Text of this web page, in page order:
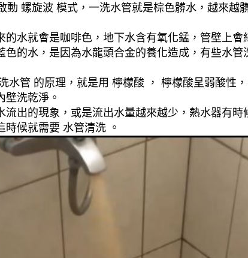
螺旋波 模式，一洗水管就是棕色髒水，越來
水就會是咖啡色，地下水含有氧化錳，管壁上
的水，是因為水龍頭合金的養化造成，有些水
水管 的原理，就是用 檸檬酸 ， 檸檬酸呈弱酸性
洗乾淨。
出的現象，或是流出水量越來越少，熱水器有
候就需要 水管清洗 。